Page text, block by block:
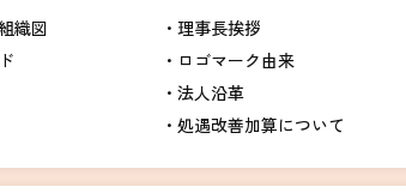
織図
理事長挨拶
ロゴマーク由来
法人沿革
処遇改善加算について